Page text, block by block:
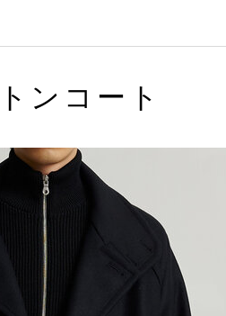
ンコート